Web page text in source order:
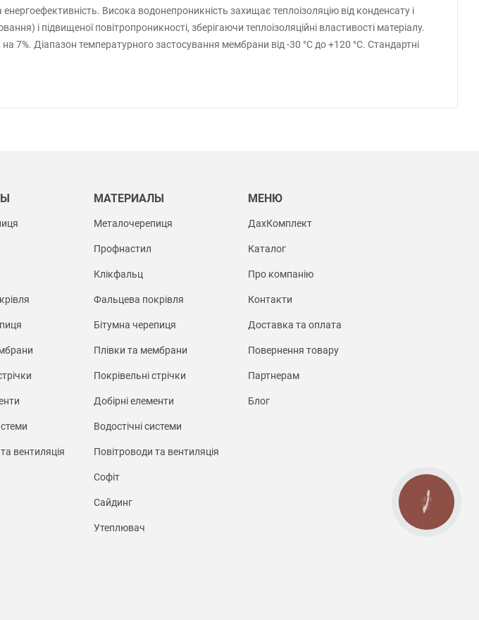
Висока водонепроникність захищає теплоізоляцію від конденсату і
і підвищеної повітропроникності, зберігаючи теплоізоляційні властивості матеріалу.
7%. Діапазон температурного застосування мембрани від -30 °С до +120 °С. Стандартні
вентиляція
МАТЕРИАЛЫ
Металочерепиця
Профнастил
Клікфальц
Фальцева покрівля
Бітумна черепиця
Плівки та мембрани
Покрівельні стрічки
Добірні елементи
Водостічні системи
Повітроводи та вентиляція
Софіт
Сайдинг
Утеплювач
МЕНЮ
ДахКомплект
Каталог
Про компанію
Контакти
Доставка та оплата
Повернення товару
Партнерам
Блог
КНОПКА
СВЯЗИ